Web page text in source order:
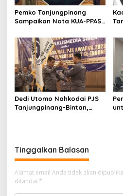
Pemko Tanjungpinang
Sampaikan Nota KUA-PPAS
DPRD
Dedi Utomo Nahkodai PJS
Tanjungpinang-Bintan,
Tinggalkan Balasan
Alamat email Anda tidak akan
ditandai *